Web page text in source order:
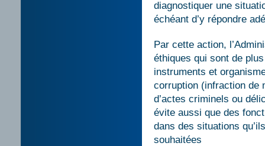
diagnostiquer une
échéant d’y répondre
Par cette action,
éthiques qui sont de
instruments et
corruption (infraction de
d’actes criminels ou
évite aussi que des
dans des situations
souhaitées